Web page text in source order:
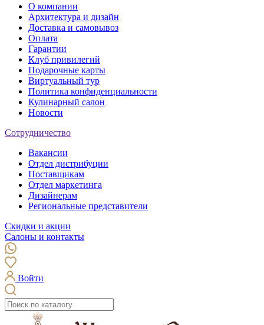
О компании
Архитектура и дизайн
Доставка и самовывоз
Оплата
Гарантии
Клуб привилегий
Подарочные карты
Виртуальный тур
Политика конфиденциальности
Кулинарный салон
Новости
Сотрудничество
Вакансии
Отдел дистрибуции
Поставщикам
Отдел маркетинга
Дизайнерам
Региональные представители
Скидки и акции
Салоны и контакты
Войти